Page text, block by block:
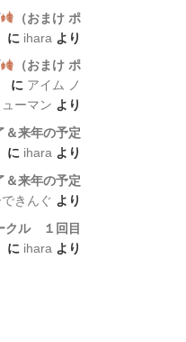
（おまけ ポ
に ihara より
（おまけ ポ
に アイム ノ
ーマン より
＆来年の予定
に ihara より
＆来年の予定
きんぐ より
クル １回目
に ihara より